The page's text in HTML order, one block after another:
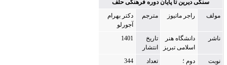
تا پایان دوره فرهنگی حلف
ماتیوز
مترجم
دکتر بهرام
هنر
تاریخ
انتشار
1401
؛
تعداد